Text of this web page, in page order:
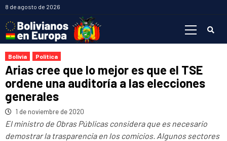
Saltar
contenido
8 de agosto de 2026
Bolivia Política
Arias cree que lo mejor es que el TSE
ordene una auditoría a las elecciones
generales
1 de noviembre de 2020
El ministro de Obras Públicas considera que es necesario
demostrar la trasparencia en los comicios. Algunos sectores